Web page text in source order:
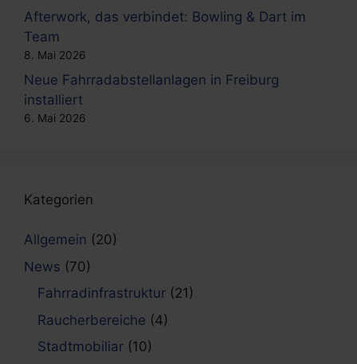
Afterwork, das verbindet: Bowling & Dart im
Team
8. Mai 2026
Neue Fahrradabstellanlagen in Freiburg
installiert
6. Mai 2026
Kategorien
Allgemein (20)
News (70)
Fahrradinfrastruktur (21)
Raucherbereiche (4)
Stadtmobiliar (10)